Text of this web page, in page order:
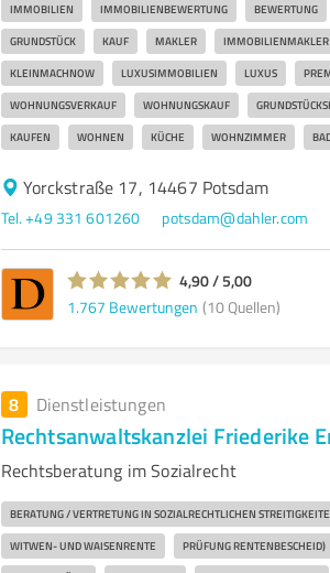
IMMOBILIEN IMMOBILIENBEWERTUNG BEWERTUNG
GRUNDSTÜCK KAUF MAKLER IMMOBILIENMAKLER
KLEINMACHNOW LUXUSIMMOBILIEN LUXUS
WOHNUNGSVERKAUF WOHNUNGSKAUF
KAUFEN WOHNEN KÜCHE WOHNZIMMER
Yorckstraße 17, 14467 Potsdam
Tel. +49 331 601260 potsdam@dahler.com
4,90 / 5,00
1.767 Bewertungen (10 Quellen)
8 Dienstleistungen
Rechtsanwaltskanzlei Friederike
Rechtsberatung im Sozialrecht
BERATUNG / VERTRETUNG IN SOZIALRECHTLICHEN
WITWEN- UND WAISENRENTE PRÜFUNG RENTENBESCHEID)